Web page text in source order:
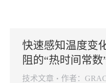
快速感知温度变
阻的“热时间常数
技术文章 作者：